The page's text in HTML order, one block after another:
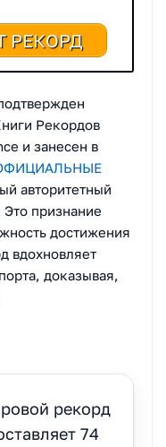
РЕКОРД
Рекордов
и занесен в
авторитетный
Это признание
достижения
вдохновляет
доказывая,
рекорд
74